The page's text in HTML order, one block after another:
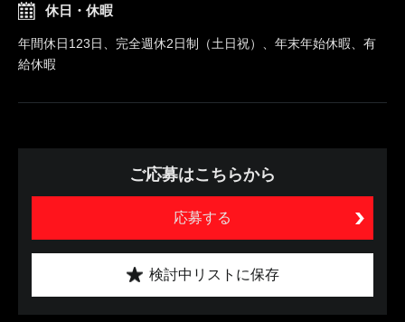
休日・休暇
年間休日123日、完全週休2日制（土日祝）、年末年始休暇、有
給休暇
ご応募はこちらから
応募する
検討中リストに保存